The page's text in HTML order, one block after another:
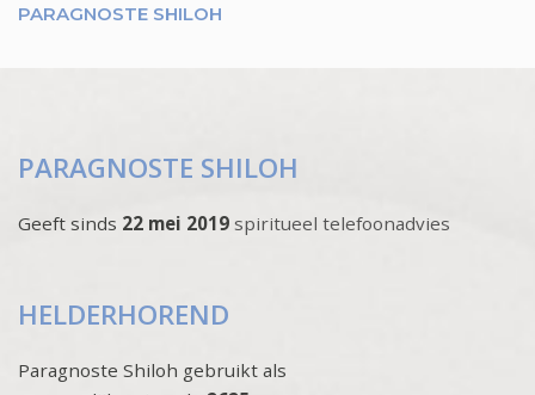
PARAGNOSTE SHILOH
PARAGNOSTE SHILOH
Geeft sinds 22 mei 2019 spiritueel telefoonadvies
HELDERHOREND
Paragnoste Shiloh gebruikt als